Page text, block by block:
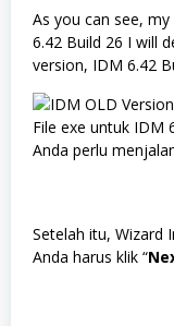
As you can see,
6.42 Build 26 I will
version, IDM 6.42
File exe untuk IDM
Anda perlu
Setelah itu, Wizard
Anda harus klik “